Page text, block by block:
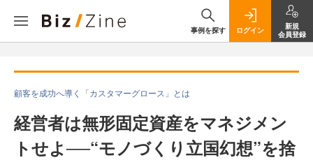
事例を探す ログイン
新規
会員登録
顧客を成功へ導く「カスタマーグロース」とは
経営者は無形固定資産をマネジメン
トせよ──“モノづくり立国幻想”を捨